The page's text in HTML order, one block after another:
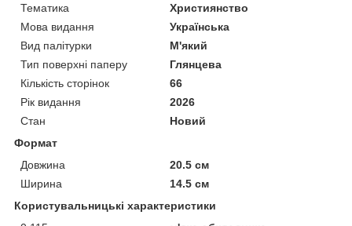
Тематика
Християнство
Мова видання
Українська
Вид палітурки
М'який
Тип поверхні паперу
Глянцева
Кількість сторінок
66
Рік видання
2026
Стан
Новий
Формат
Довжина
20.5 см
Ширина
14.5 см
Користувальницькі характеристики